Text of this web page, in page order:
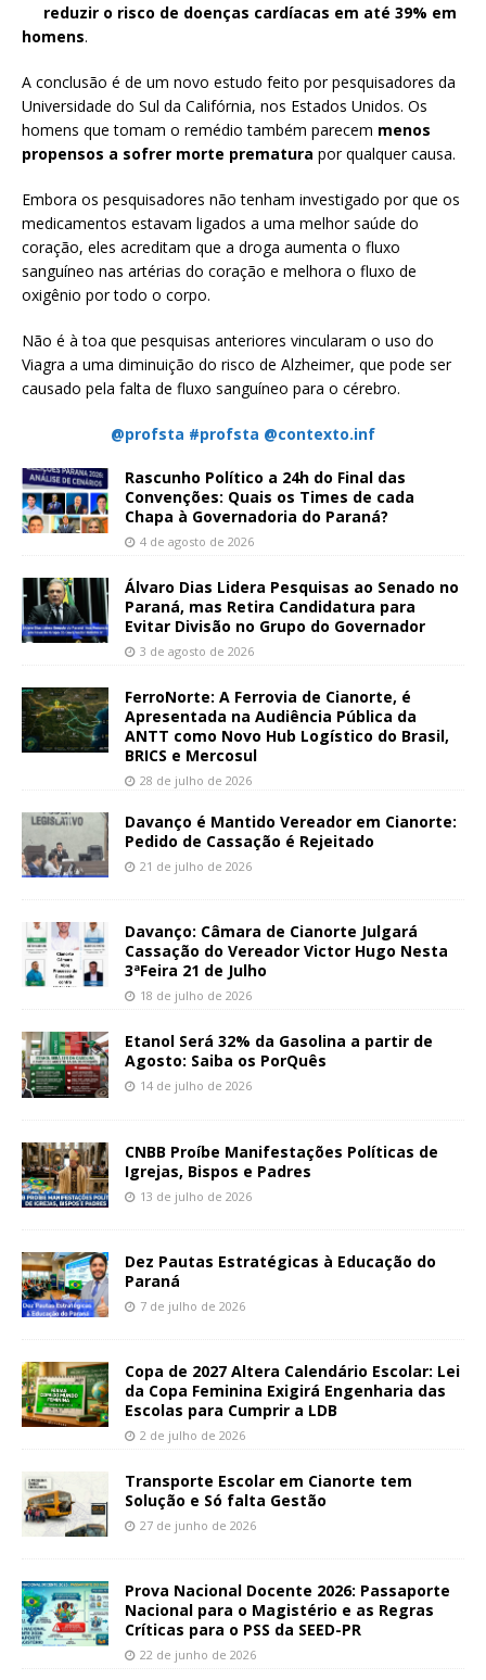
reduzir o risco de doenças cardíacas em até 39% em
homens.
A conclusão é de um novo estudo feito por pesquisadores da
Universidade do Sul da Califórnia, nos Estados Unidos. Os
homens que tomam o remédio também parecem menos
propensos a sofrer morte prematura por qualquer causa.
Embora os pesquisadores não tenham investigado por que os
medicamentos estavam ligados a uma melhor saúde do
coração, eles acreditam que a droga aumenta o fluxo
sanguíneo nas artérias do coração e melhora o fluxo de
oxigênio por todo o corpo.
Não é à toa que pesquisas anteriores vincularam o uso do
Viagra a uma diminuição do risco de Alzheimer, que pode ser
causado pela falta de fluxo sanguíneo para o cérebro.
@profsta #profsta @contexto.inf
Rascunho Político a 24h do Final das
Convenções: Quais os Times de cada
Chapa à Governadoria do Paraná?
4 de agosto de 2026
Álvaro Dias Lidera Pesquisas ao Senado no
Paraná, mas Retira Candidatura para
Evitar Divisão no Grupo do Governador
3 de agosto de 2026
FerroNorte: A Ferrovia de Cianorte, é
Apresentada na Audiência Pública da
ANTT como Novo Hub Logístico do Brasil,
BRICS e Mercosul
28 de julho de 2026
Davanço é Mantido Vereador em Cianorte:
Pedido de Cassação é Rejeitado
21 de julho de 2026
Davanço: Câmara de Cianorte Julgará
Cassação do Vereador Victor Hugo Nesta
3ªFeira 21 de Julho
18 de julho de 2026
Etanol Será 32% da Gasolina a partir de
Agosto: Saiba os PorQuês
14 de julho de 2026
CNBB Proíbe Manifestações Políticas de
Igrejas, Bispos e Padres
13 de julho de 2026
Dez Pautas Estratégicas à Educação do
Paraná
7 de julho de 2026
Copa de 2027 Altera Calendário Escolar: Lei
da Copa Feminina Exigirá Engenharia das
Escolas para Cumprir a LDB
2 de julho de 2026
Transporte Escolar em Cianorte tem
Solução e Só falta Gestão
27 de junho de 2026
Prova Nacional Docente 2026: Passaporte
Nacional para o Magistério e as Regras
Críticas para o PSS da SEED-PR
22 de junho de 2026